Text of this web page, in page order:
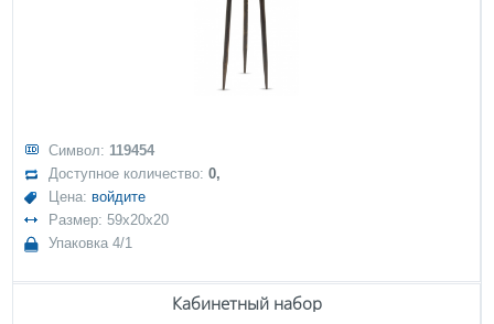
Символ: 119454
Доступное количество:0,
Цена: войдите
Размер: 59x20x20
Упаковка 4/1
Кабинетный набор